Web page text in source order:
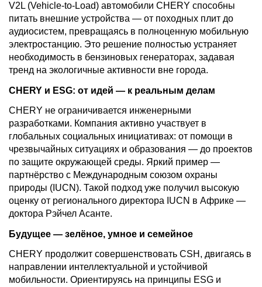
V2L (Vehicle-to-Load) автомобили CHERY способны
питать внешние устройства — от походных плит до
аудиосистем, превращаясь в полноценную мобильную
электростанцию. Это решение полностью устраняет
необходимость в бензиновых генераторах, задавая
тренд на экологичные активности вне города.
CHERY и ESG: от идей — к реальным делам
CHERY не ограничивается инженерными
разработками. Компания активно участвует в
глобальных социальных инициативах: от помощи в
чрезвычайных ситуациях и образования — до проектов
по защите окружающей среды. Яркий пример —
партнёрство с Международным союзом охраны
природы (IUCN). Такой подход уже получил высокую
оценку от регионального директора IUCN в Африке —
доктора Рэйчел Асанте.
Будущее — зелёное, умное и семейное
CHERY продолжит совершенствовать CSH, двигаясь в
направлении интеллектуальной и устойчивой
мобильности. Ориентируясь на принципы ESG и